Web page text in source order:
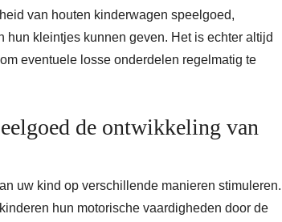
van houten kinderwagen speelgoed,
kleintjes kunnen geven. Het is echter altijd
eventuele losse onderdelen regelmatig te
de ontwikkeling van
uw kind op verschillende manieren stimuleren.
hun motorische vaardigheden door de